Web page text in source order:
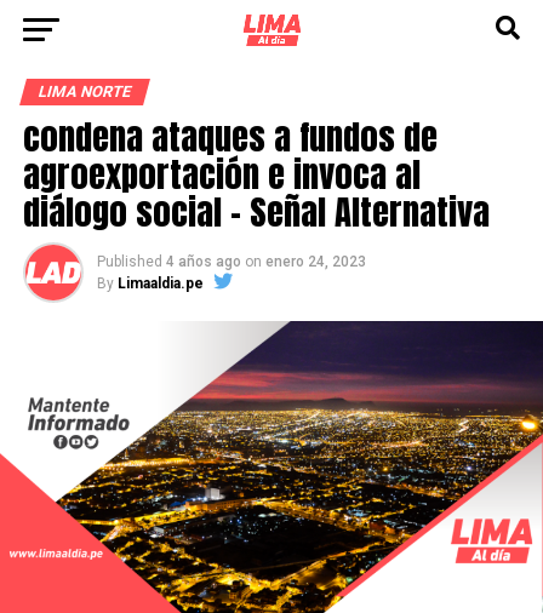
LIMA NORTE
condena ataques a fundos de
agroexportación e invoca al
diálogo social – Señal Alternativa
Published 4 años ago on enero 24, 2023
By Limaaldia.pe